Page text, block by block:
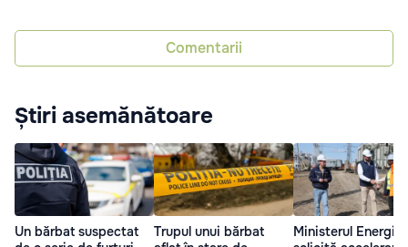
Comentarii
Știri asemănătoare
Un bărbat suspectat
Trupul unui bărbat
Ministerul Energiei